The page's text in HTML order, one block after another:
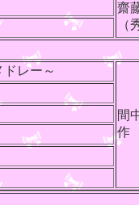
齋
ドレー～
間